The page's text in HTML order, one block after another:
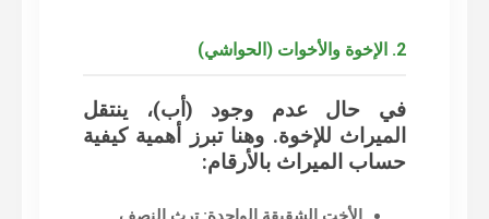
في حال عدم وجود (أب)، ينتقل
الميراث للإخوة. وهنا تبرز أهميةكيفية
حساب الميراث بالأرقام: